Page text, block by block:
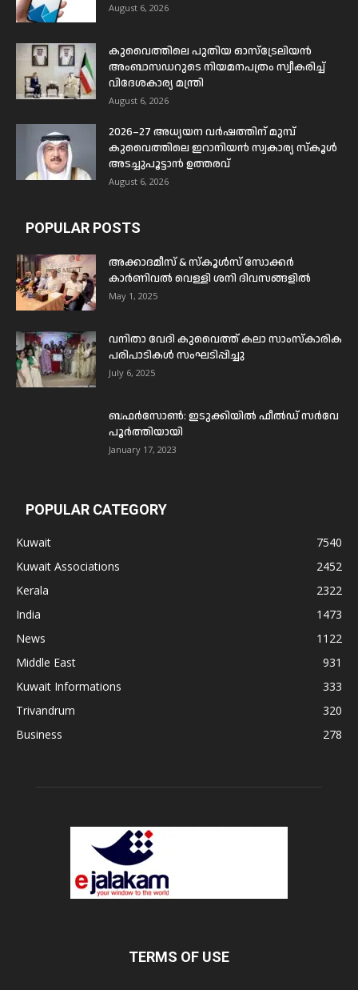
August 6, 2026
കുവൈത്തിലെ പുതിയ ഓസ്ട്രേലിയൻ
അംബാസഡറുടെ നിയമനപത്രം സ്വീകരിച്ച്
വിദേശകാര്യ മന്ത്രി
August 6, 2026
2026–27 അധ്യയന വർഷത്തിന് മുമ്പ്
കുവൈത്തിലെ ഇറാനിയൻ സ്വകാര്യ സ്കൂൾ
അടച്ചുപൂട്ടാൻ ഉത്തരവ്
August 6, 2026
POPULAR POSTS
അക്കാദമീസ് & സ്കൂൾസ് സോക്കർ
കാർണിവൽ വെള്ളി ശനി ദിവസങ്ങളിൽ
May 1, 2025
വനിതാ വേദി കുവൈത്ത് കലാ സാംസ്കാരിക
പരിപാടികൾ സംഘടിപ്പിച്ചു
July 6, 2025
ബഫര്‍സോണ്‍: ഇടുക്കിയില്‍ ഫീല്‍ഡ് സര്‍വേ
പൂര്‍ത്തിയായി
January 17, 2023
POPULAR CATEGORY
Kuwait
7540
Kuwait Associations
2452
Kerala
2322
India
1473
News
1122
Middle East
931
Kuwait Informations
333
Trivandrum
320
Business
278
TERMS OF USE